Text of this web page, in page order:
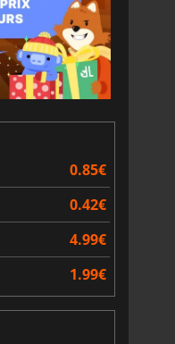
15.48
0.85€
0.42€
4.99€
1.99€